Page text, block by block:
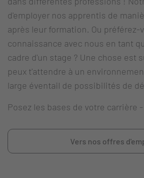
d'employer nos apprentis de
après leur formation. Ou préférez-
connaissance avec nous en tant
cadre d'un stage ? Une chose est
peux t'attendre à un
large éventail de possibilités de
Posez les bases de votre carrière -
Vers nos offres